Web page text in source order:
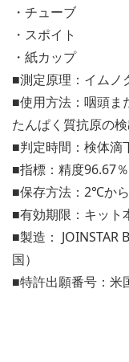
・チューブ
・スポイト
・紙カップ
■測定原理：イムノ
■使用方法：咽頭ま
たんぱく質抗原の
■判定時間：検体滴
■指標：精度96.67
■保存方法：2℃か
■有効期限：キット
■製造： JOINSTAR
国）
■特許出願番号：米